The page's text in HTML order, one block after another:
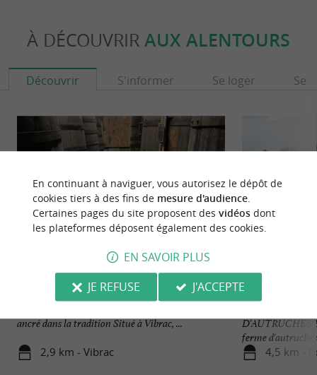
À DÉCOUVRIR AUX ALENTOURS
Découvrir S'informer Se loger Se
Vignoble Thibeau
DÉCOUVRIR LE VIGNOBLE THIBEAU EN
ancré dans la tradition Situé à Vibrac, ...
2,9 km - Vibrac
Plantes & Plumes
PLANTES &
D'AUTRUCHES
ferme
4,5 km -
En continuant à naviguer, vous autorisez le dépôt de
cookies tiers à des fins de mesure d'audience.
Certaines pages du site proposent des vidéosdont
les plateformes déposent également des cookies.
EN SAVOIR PLUS
JE REFUSE
J'ACCEPTE